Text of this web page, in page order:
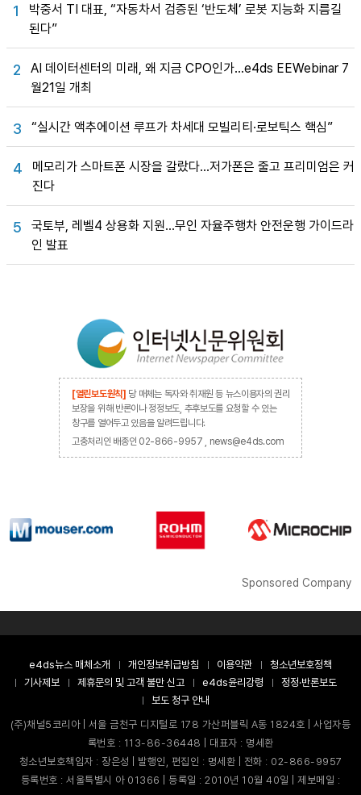
1
박중서 TI 대표, “자동차서 검증된 ‘반도체’ 로봇 지능화 지름길
된다”
2
AI 데이터센터의 미래, 왜 지금 CPO인가…e4ds EEWebinar 7
월21일 개최
3 “실시간 액추에이션 루프가 차세대 모빌리티·로보틱스 핵심”
4
메모리가 스마트폰 시장을 갈랐다…저가폰은 줄고 프리미엄은 커
진다
5
국토부, 레벨4 상용화 지원…무인 자율주행차 안전운행 가이드라
인 발표
[열린보도원칙] 당 매체는 독자와 취재원 등 뉴스이용자의 권리
보장을 위해 반론이나 정정보도, 추후보도를 요청할 수 있는
창구를 열어두고 있음을 알려드립니다.
고충처리인 배종인 02-866-9957 , news@e4ds.com
Sponsored Company
e4ds뉴스 매체소개 개인정보취급방침 이용약관
청소년보호정책
기사제보
제휴문의 및 고객 불만 신고 e4ds윤리강령
정정·반론보도
보도 청구 안내
(주)채널5코리아 | 서울 금천구 디지털로 178 가산퍼블릭 A동 1824호 | 사업자등
록번호 : 113-86-36448 | 대표자 : 명세환
청소년보호책임자 : 장은성 | 발행인, 편집인 : 명세환 | 전화 : 02-866-9957
등록번호 : 서울특별시 아 01366 | 등록일 : 2010년 10월 40일 | 제보메일 :